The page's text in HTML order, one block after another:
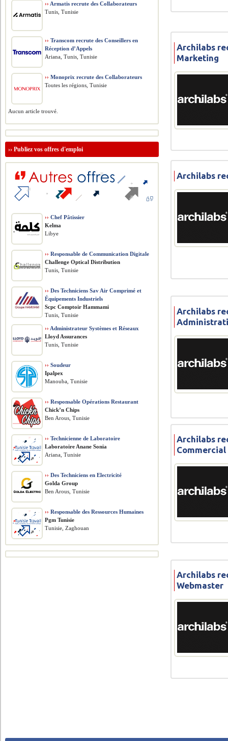
Archilabs
Marketing
Archilabs
Archilabs
Archilabs
Archilabs
Webmaster
›› Armatis recrute des Collaborateurs
Tunis, Tunisie
›› Transcom recrute des Conseillers en
Réception d’Appels
Ariana, Tunis, Tunisie
›› Monoprix recrute des Collaborateurs
Toutes les régions, Tunisie
Aucun article trouvé.
››Publiez vos offres d'emploi
›› Chef Pâtissier
Kelma
Libye
›› Responsable de Communication Digitale
Challenge Optical Distribution
Tunis, Tunisie
›› Des Techniciens Sav Air Comprimé et
Équipements Industriels
Scpc Comptoir Hammami
Tunis, Tunisie
›› Administrateur Systèmes et Réseaux
Lloyd Assurances
Tunis, Tunisie
›› Soudeur
Ipalpex
Manouba, Tunisie
›› Responsable Opérations Restaurant
Chick’n Chips
Ben Arous, Tunisie
›› Technicienne de Laboratoire
Laboratoire Anane Sonia
Ariana, Tunisie
›› Des Techniciens en Electricité
Golda Group
Ben Arous, Tunisie
›› Responsable des Ressources Humaines
Pgm Tunisie
Tunisie, Zaghouan